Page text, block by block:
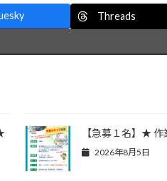
Threads
【急募１名】★
2026年8月5日